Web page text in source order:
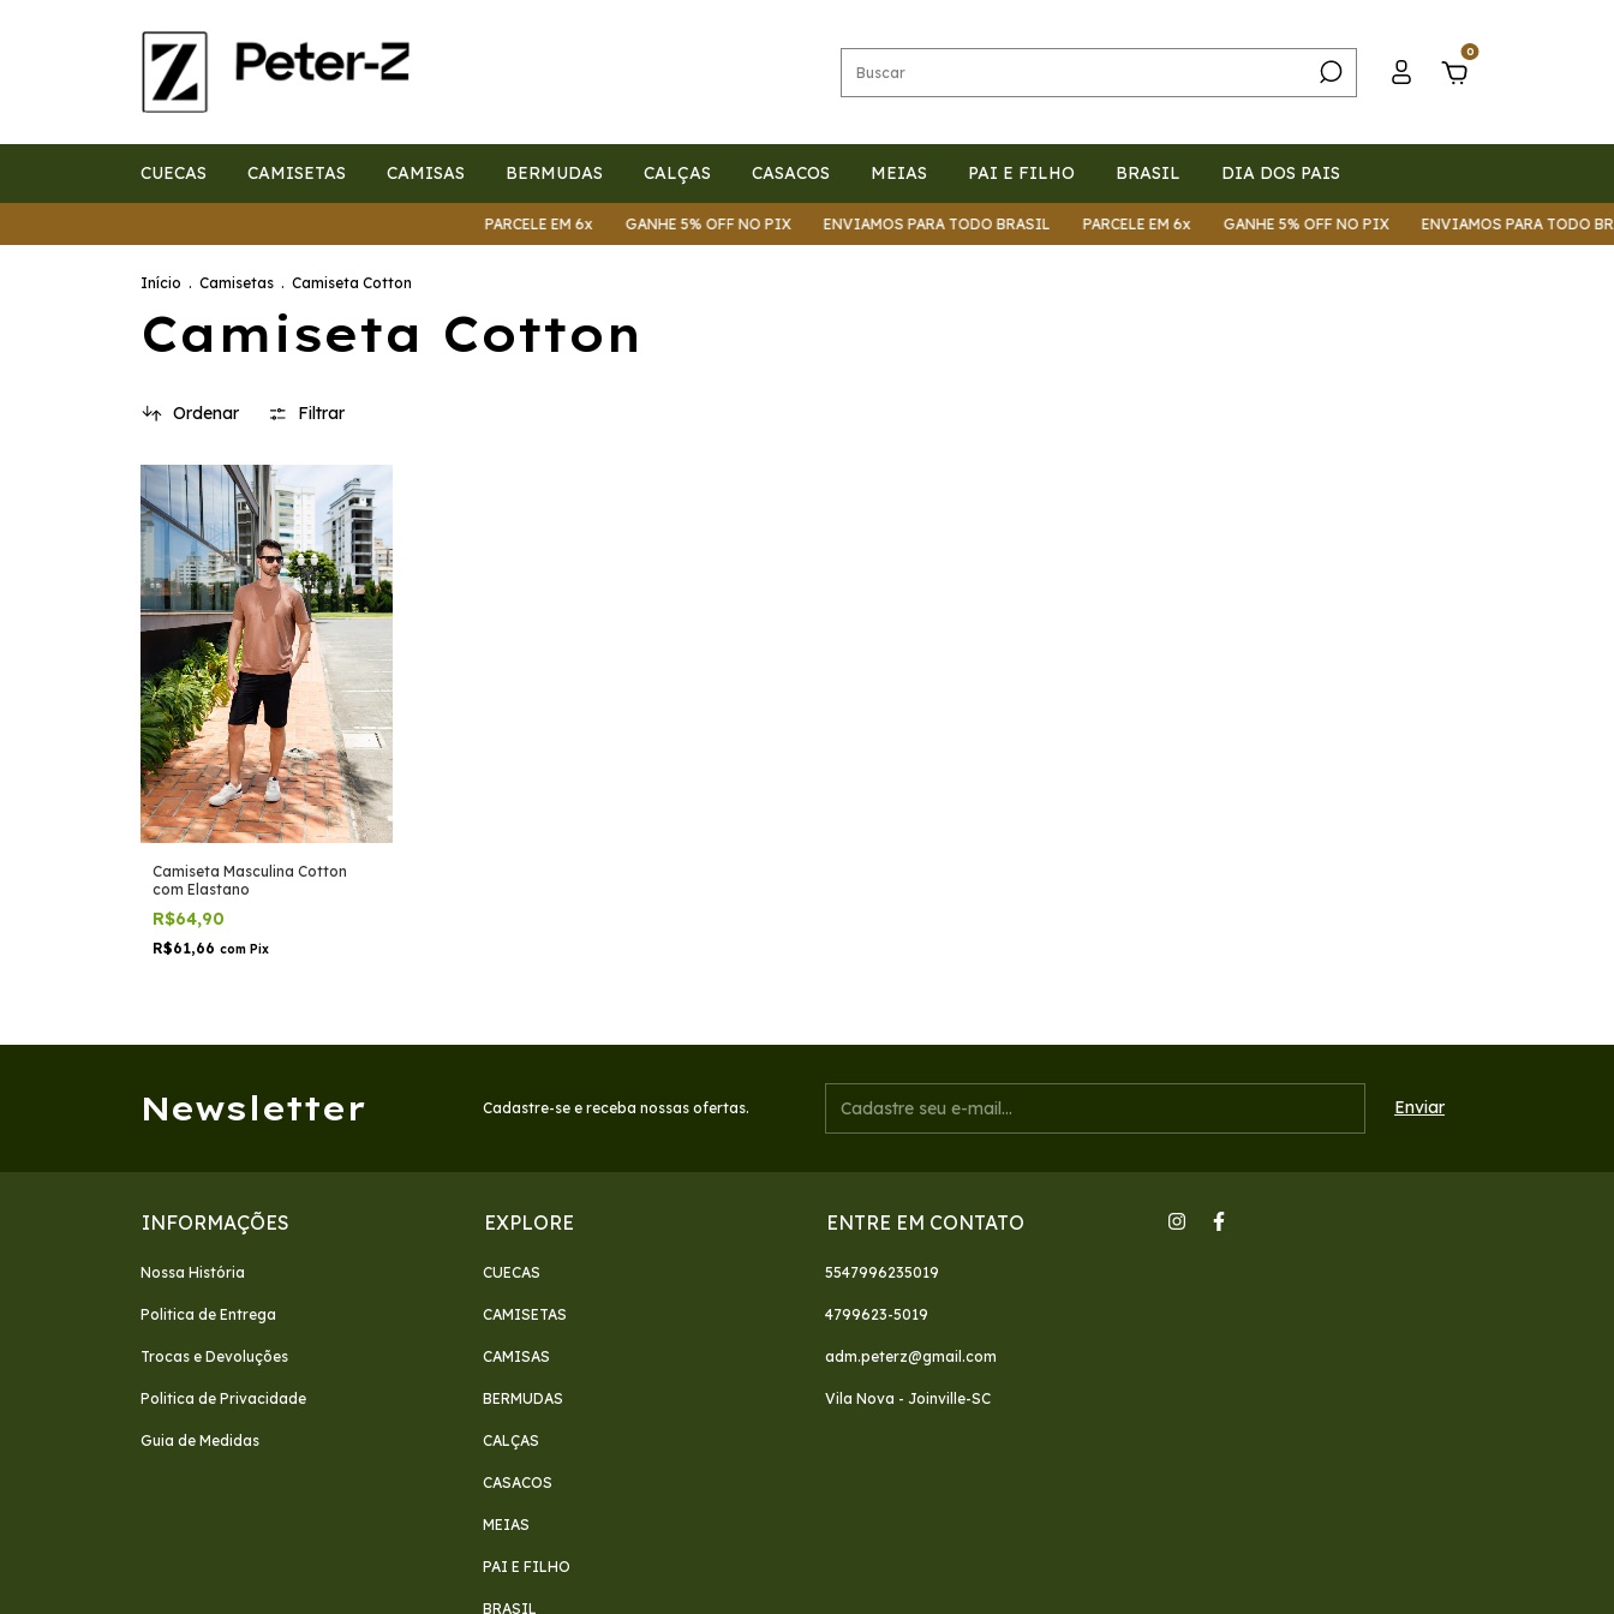
0
CUECAS CAMISETAS CAMISAS BERMUDAS CALÇAS CASACOS MEIAS PAI E FILHO BRASIL DIA DOS PAIS
PARCELE EM 6x GANHE 5% OFF NO PIX ENVIAMOS PARA TODO BRASIL PARCELE EM 6x GANHE 5% OFF NO PIX ENVIAMOS PARA TODO
Início . Camisetas . Camiseta Cotton
Camiseta Cotton
Ordenar Filtrar
Camiseta Masculina Cotton
com Elastano
R$64,90
R$61,66 com Pix
Newsletter Cadastre-se e receba nossas ofertas.
INFORMAÇÕES
Nossa História
Politica de Entrega
Trocas e Devoluções
Politica de Privacidade
Guia de Medidas
EXPLORE
CUECAS
CAMISETAS
CAMISAS
BERMUDAS
CALÇAS
CASACOS
MEIAS
PAI E FILHO
BRASIL
ENTRE EM CONTATO
5547996235019
4799623-5019
adm.peterz@gmail.com
Vila Nova - Joinville-SC